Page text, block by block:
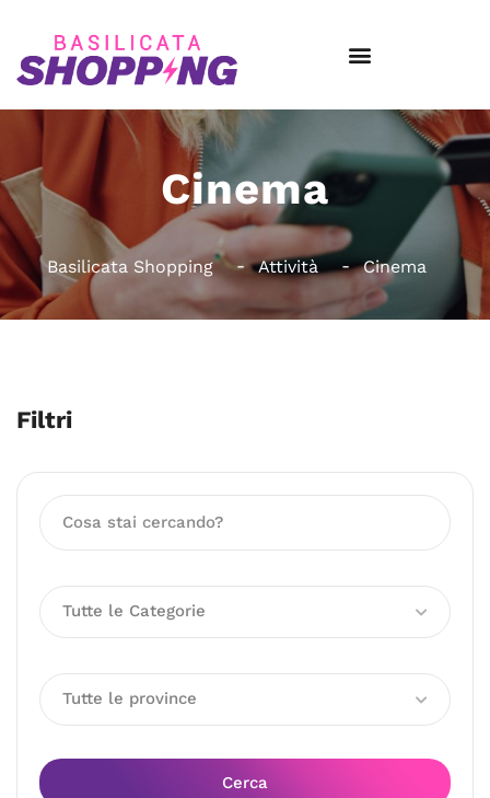
Cinema
Basilicata Shopping Attività Cinema
Filtri
Tutte le Categorie
Tutte le province
Cerca